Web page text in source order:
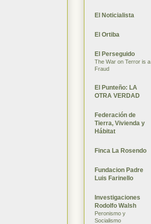
El Noticialista
El Ortiba
El Perseguido
The War on Terror is a
Fraud
El Punteño: LA
OTRA VERDAD
Federación de
Tierra, Vivienda y
Hábitat
Finca La Rosendo
Fundacion Padre
Luis Farinello
Investigaciones
Rodolfo Walsh
Peronismo y
Socialismo